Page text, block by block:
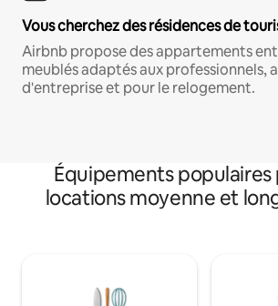
Vous cherchez des résidences de
Airbnb propose des appartements
meublés adaptés aux professionnels,
d'entreprise et pour le relogement.
Équipements populaires
locations moyenne et